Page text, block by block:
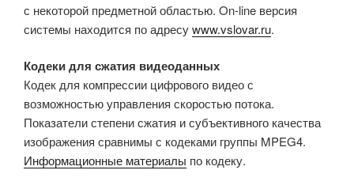
с некоторой предметной областью. On-line версия
системы находится по адресуwww.vslovar.ru.
Кодеки для сжатия видеоданных
Кодек для компрессии цифрового видео с
возможностью управления скоростью потока.
Показатели степени сжатия и субъективного качества
изображения сравнимы с кодеками группы MPEG4.
Информационные материалы по кодеку.